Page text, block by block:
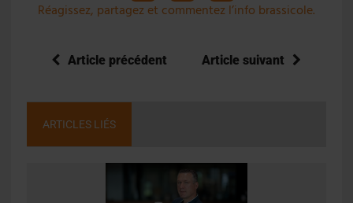
Réagissez, partagez et commentez l’info brassicole.
Article précédent Article suivant
ARTICLES LIÉS